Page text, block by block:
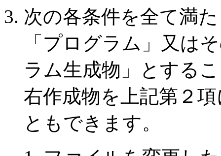
次の各条件を全て満
「プログラム」又は
ラム生成物」とする
右作成物を上記第２
ともできます。